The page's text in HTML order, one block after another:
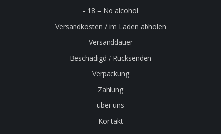
- 18 = No alcohol
Versandkosten / im Laden abholen
Versanddauer
Beschädigd / Rücksenden
Verpackung
Zahlung
über uns
Kontakt